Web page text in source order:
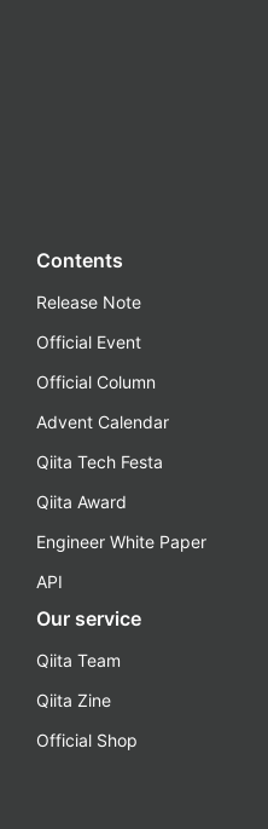
Contents
Release Note
Official Event
Official Column
Advent Calendar
Qiita Tech Festa
Qiita Award
Engineer White Paper
API
Our service
Qiita Team
Qiita Zine
Official Shop